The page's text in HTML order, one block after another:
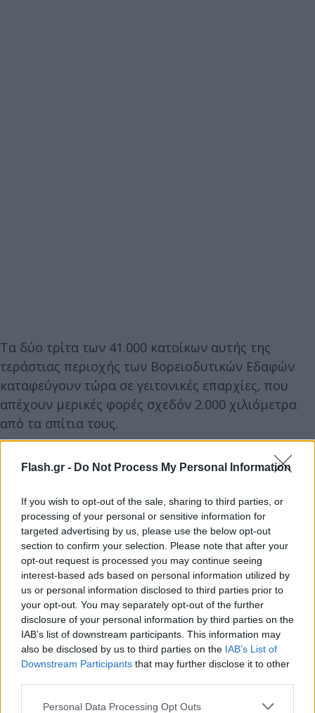
Flash.gr - Do Not Process My Personal Information
If you wish to opt-out of the sale, sharing to third parties, or
processing of your personal or sensitive information for
targeted advertising by us, please use the below opt-out
section to confirm your selection. Please note that after your
opt-out request is processed you may continue seeing
interest-based ads based on personal information utilized by
us or personal information disclosed to third parties prior to
your opt-out. You may separately opt-out of the further
disclosure of your personal information by third parties on the
IAB’s list of downstream participants. This information may
also be disclosed by us to third parties on the IAB’s List of
Downstream Participants that may further disclose it to other
Please note that this website/app uses one or more Google
Personal Data Processing Opt Outs
Τα δύο τρίτα των 41.000 κατοίκων αυτής της
τεράστιας περιοχής των Βορειοδυτικών Εδαφών
καταφεύγουν τώρα σε γειτονικές επαρχίες, που
απέχουν μερικές φορές σχεδόν 2.000 χιλιόμετρα
από τα σπίτια τους.
"Οι ακραίοι νοτιοδυτικοί άνεμοι έφεραν τη φωτιά
αυτοκινητόδρομου, υποχρεώνοντας τις ομάδες και
τα αεροσκάφη να αποσυρθούν και να
ανασυνταχθούν σε ασφαλή απόσταση", δήλωσε ο
Σέιν Τόμσον, υπουργός Περιβάλλοντος αυτής της
περιοχής, μιλώντας για "πολύ σοβαρή κατάσταση".
Σύμφωνα με τις αρχές, οι πυροσβέστες
αντιμετωπίζουν ένα πύρινο τείχος αρκετών
χιλιομέτρων.
Ο Καναδάς βιώνει τη χειρότερη περίοδο δασικών